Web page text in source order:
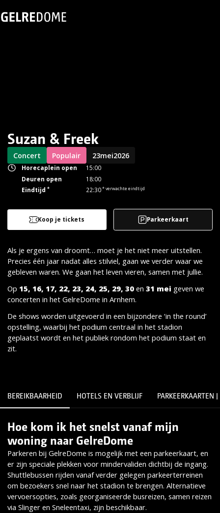
Suzan & Freek
Concert Populair 23mei2026
Horecaplein open
15:00
Deuren open
18:00
Eindtijd* 22:30* verwachte eindtijd
Koop je tickets Parkeerkaart
Als je ergens van droomt… moet je het niet meer uitstellen.
Precies één jaar nadat alles stilviel, gaan we verder waar we
gebleven waren. We gaan het leven vieren, samen met jullie.
Op 15, 16, 17, 22, 23, 24, 25, 29, 30 en 31 mei geven we
concerten in het GelreDome in Arnhem.
De shows worden uitgevoerd in een bijzondere ‘in the round’
opstelling, waarbij het podium centraal in het stadion
geplaatst wordt en het publiek rondom het podium staat en
zit.
Lees meer
BEREIKBAARHEID HOTELS EN VERBLIJF
Hoe kom ik het snelst vanaf mijn
woning naar GelreDome
Parkeren bij GelreDome is mogelijk met een parkeerkaart, en
er zijn speciale plekken voor mindervaliden dichtbij de ingang.
Shuttlebussen rijden vanaf verder gelegen parkeerterreinen
om bezoekers snel naar het stadion te brengen. Alternatieve
vervoersopties, zoals georganiseerde busreizen, samen reizen
via Slinger en Sneleentaxi, zijn beschikbaar.